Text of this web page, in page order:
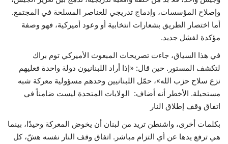
وإصلاح المؤسسات، وإدماج تدريجي للعناصر المسلحة في المجتمع.
أما اختصار الطريق بشعارات انتخابية أو وعود أميركية، فهو وصفة
مؤكدة لفشل جديد.
في هذا السياق، جاءت تصريحات المبعوث الأميركي توم براك
لتكشف المستور. حين قال: «إذا أراد اللبنانيون دولة واحدة فعليهم
نزع سلاح حزب الله»، حمّل اللبنانيين وحدهم مسؤولية معركة شبه
مستحيلة. الأخطر أنه أضاف: الولايات المتحدة ليست ضامناً في
اتفاق وقف إطلاق النار
بكلمات أخرى، واشنطن تريد من لبنان أن يخوض المعركة وحيدًا، بينما
هي ترفع يدها عن أي التزام مباشر. اتفاق وقف النار نفسه هشّ، كل